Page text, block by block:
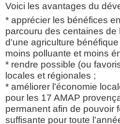
Voici les avantages du
* apprécier les bénéfices
parcouru des centaines
d'une agriculture
moins polluante et moins
* rendre possible (ou
locales et régionales ;
* améliorer l'économie
pour les 17 AMAP
permanent afin de pouvoir
suffisante pour toute